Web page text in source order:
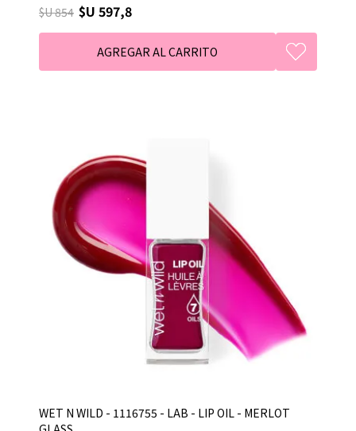
$U 854 $U 597,8
WET N WILD - 1116755 - LAB - LIP OIL - MERLOT